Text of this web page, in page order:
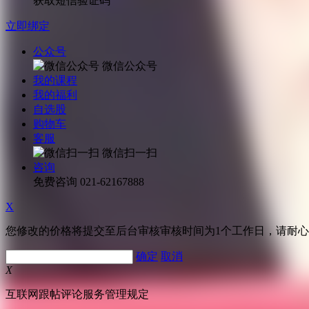
立即绑定
公众号
微信公众号
我的课程
我的福利
自选股
购物车
客服
微信扫一扫
咨询
免费咨询 021-62167888
X
您修改的价格将提交至后台审核审核时间为1个工作日，请耐
确定 取消
X
互联网跟帖评论服务管理规定